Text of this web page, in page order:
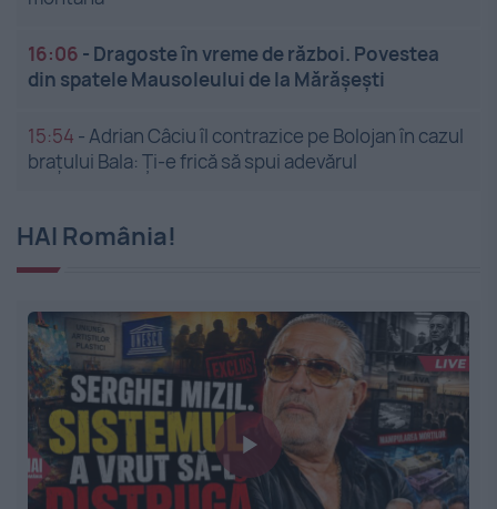
16:06 - Dragoste în vreme de război. Povestea
din spatele Mausoleului de la Mărășești
15:54 -Adrian Câciu îl contrazice pe Bolojan în cazul
brațului Bala: Ți-e frică să spui adevărul
HAI România!